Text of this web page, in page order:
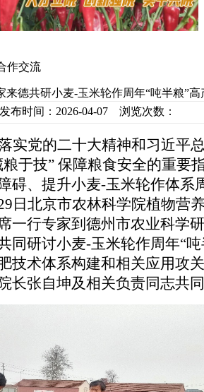
作交流
来德共研小麦-玉米轮作周年“吨半粮”高
发布时间：2026-04-07 浏览次数：
实党的二十大精神和习近平
于技” 保障粮食安全的重要
碍、提升小麦-玉米轮作体系
日北京市农林科学院植物营
一行专家到 德州市农业科学
同研讨小麦-玉米轮作周年“
技术体系构建和相关应用攻
长张自坤及相关负责同志共